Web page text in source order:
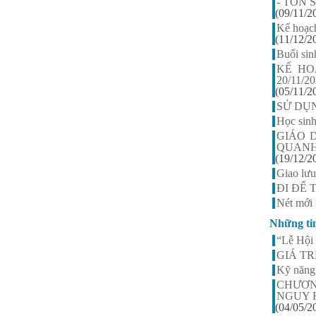
(09/11/
Kế
(11/12/
Buổi
KẾ
20/11/
(05/11/
SỬ
Học
GIÁO
(19/12/
Giao
ĐI ĐỂ
Nét mới
Những
“Lễ Hội
GIÁ
Kỹ
NGUY
(04/05/